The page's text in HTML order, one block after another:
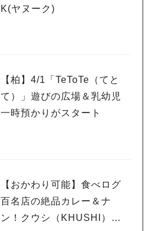
K(ヤヌーク)
【柏】4/1「TeToTe（てと
て）」遊びの広場＆乳幼児
一時預かりがスタート
【おかわり可能】食べログ
百名店の絶品カレー＆ナ
ン！クウシ（KHUSHI）＠